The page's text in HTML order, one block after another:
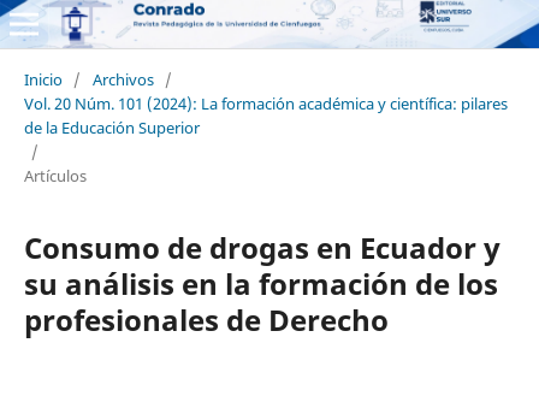
Inicio / Archivos /
Vol. 20 Núm. 101 (2024): La formación académica y científica: pilares
de la Educación Superior
/
Artículos
Consumo de drogas en Ecuador y
su análisis en la formación de los
profesionales de Derecho